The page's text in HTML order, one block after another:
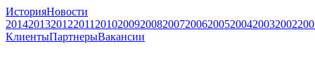
ИсторияНовости
2014201320122011 201020092008200720062005200420032002
КлиентыПартнерыВакансии